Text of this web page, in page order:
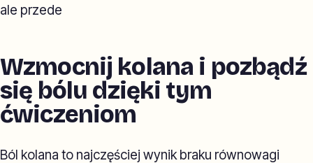
ale przede
Wzmocnij kolana i pozbądź
się bólu dzięki tym
ćwiczeniom
Ból kolana to najczęściej wynik braku równowagi